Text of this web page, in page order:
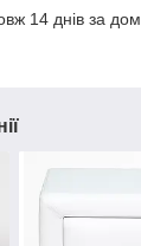
14 днів за